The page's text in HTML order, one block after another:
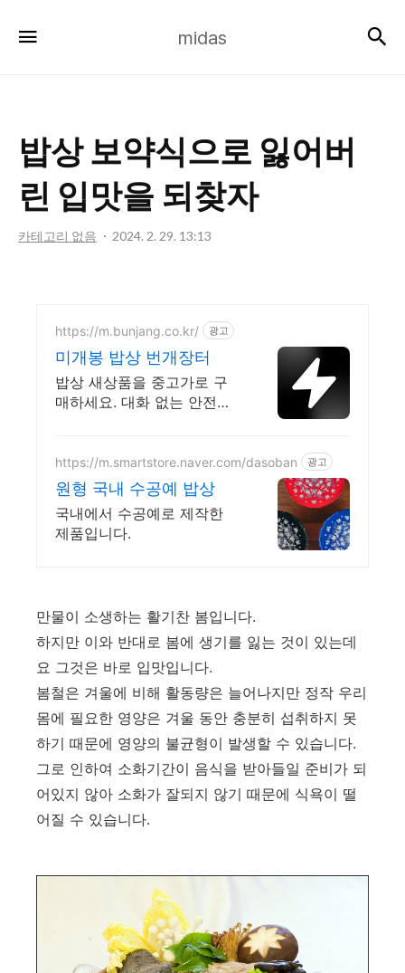
midas
밥상 보약식으로 잃어버
린 입맛을 되찾자
카테고리 없음 2024. 2. 29. 13:13
https://m.bunjang.co.kr/ 광고
미개봉 밥상 번개장터
밥상 새상품을 중고가로 구
매하세요. 대화 없는 안전결
품 매일 10만 개 이상의 신규
상품 업로드
https://m.smartstore.naver.com/dasoban 광고
원형 국내 수공예 밥상
국내에서 수공예로 제작한
제품입니다.
만물이 소생하는 활기찬 봄입니다.
하지만 이와 반대로 봄에 생기를 잃는 것이 있는데
요 그것은 바로 입맛입니다.
봄철은 겨울에 비해 활동량은 늘어나지만 정작 우리
몸에 필요한 영양은 겨울 동안 충분히 섭취하지 못
하기 때문에 영양의 불균형이 발생할 수 있습니다.
그로 인하여 소화기간이 음식을 받아들일 준비가 되
어있지 않아 소화가 잘되지 않기 때문에 식욕이 떨
어질 수 있습니다.